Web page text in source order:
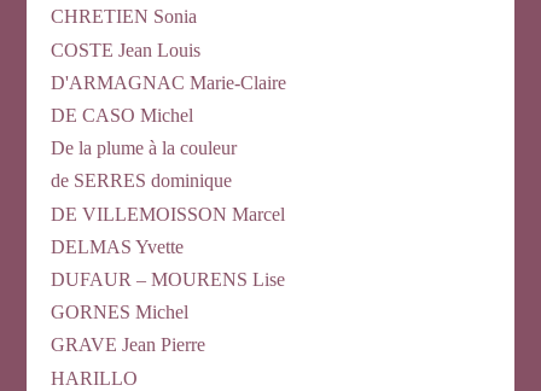
CHRETIEN Sonia
COSTE Jean Louis
D'ARMAGNAC Marie-Claire
DE CASO Michel
De la plume à la couleur
de SERRES dominique
DE VILLEMOISSON Marcel
DELMAS Yvette
DUFAUR – MOURENS Lise
GORNES Michel
GRAVE Jean Pierre
HARILLO